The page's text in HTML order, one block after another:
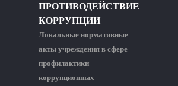
ПРОТИВОДЕЙСТВИЕ
КОРРУПЦИИ
Локальные нормативные
акты учреждения в сфере
профилактики
коррупционных